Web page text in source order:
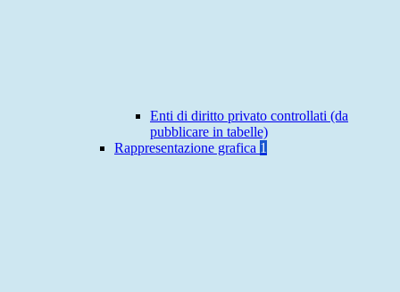
Enti di diritto privato controllati (da
pubblicare in tabelle)
Rappresentazione grafica 1